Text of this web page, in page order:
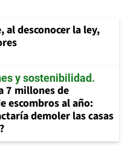
al desconocer la ley,
y sostenibilidad
7 millones de
escombros al año:
demoler las casas